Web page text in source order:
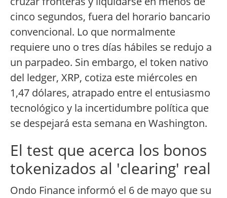
cinco segundos, fuera del horario bancario
convencional. Lo que normalmente
requiere uno o tres días hábiles se redujo a
un parpadeo. Sin embargo, el token nativo
del ledger, XRP, cotiza este miércoles en
1,47 dólares, atrapado entre el entusiasmo
tecnológico y la incertidumbre política que
se despejará esta semana en Washington.
El test que acerca los bonos
tokenizados al 'clearing' real
Ondo Finance informó el 6 de mayo que su